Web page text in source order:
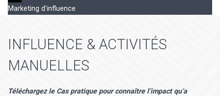
Marketing d'influence
INFLUENCE & ACTIVITÉS
MANUELLES
Téléchargez le Cas pratique pour connaître l’impact qu’a